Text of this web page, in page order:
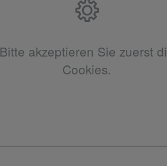
Bitte akzeptieren Sie zuerst
Cookies.